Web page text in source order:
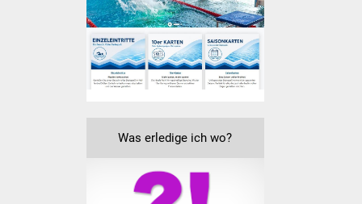
Was erledige ich wo?